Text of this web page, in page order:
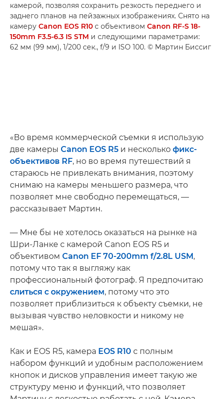
камерой, позволяя сохранить резкость переднего и
заднего планов на пейзажных изображениях. Снято на
камеру Canon EOS R10 с объективом Canon RF-S 18-
150mm F3.5-6.3 IS STM и следующими параметрами:
62 мм (99 мм), 1/200 сек., f/9 и ISO 100. © Мартин Биссиг
«Во время коммерческой съемки я использую
две камеры Canon EOS R5 и несколько фикс-
объективов RF, но во время путешествий я
стараюсь не привлекать внимания, поэтому
снимаю на камеры меньшего размера, что
позволяет мне свободно перемещаться, —
рассказывает Мартин.
— Мне бы не хотелось оказаться на рынке на
Шри-Ланке с камерой Canon EOS R5 и
объективом Canon EF 70-200mm f/2.8L USM,
потому что так я выгляжу как
профессиональный фотограф. Я предпочитаю
слиться с окружением, потому что это
позволяет приблизиться к объекту съемки, не
вызывая чувство неловкости и никому не
мешая».
Как и EOS R5, камера EOS R10 с полным
набором функций и удобным расположением
кнопок и дисков управления имеет такую же
структуру меню и функций, что позволяет